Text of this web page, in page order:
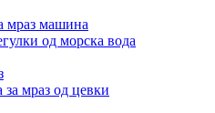
мраз машина
од морска вода
мраз од цевки